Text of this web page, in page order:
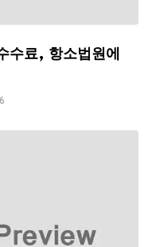
수료, 항소법원에